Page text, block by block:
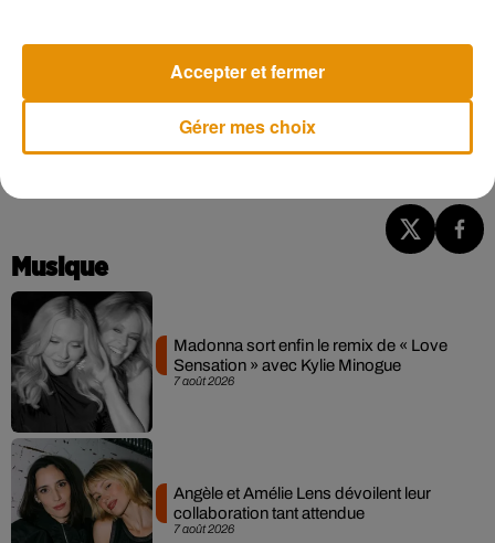
Musique
7 août 2026
Madonna sort enfin le remix de « Love
Sensation » avec Kylie Minogue
7 août 2026
Angèle et Amélie Lens dévoilent leur
collaboration tant attendue
Gérer mes choix
Accepter et fermer